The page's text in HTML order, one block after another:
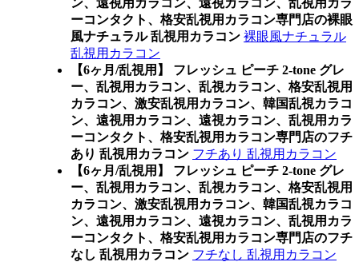
ン、遠視用カラコン、遠視カラコン、乱視用カラ
ーコンタクト、格安乱視用カラコン専門店の裸眼
風ナチュラル 乱視用カラコン 裸眼風ナチュラル
乱視用カラコン
【6ヶ月/乱視用】 フレッシュ ピーチ 2-tone グレ
ー、乱視用カラコン、乱視カラコン、格安乱視用
カラコン、激安乱視用カラコン、韓国乱視カラコ
ン、遠視用カラコン、遠視カラコン、乱視用カラ
ーコンタクト、格安乱視用カラコン専門店のフチ
あり 乱視用カラコン フチあり 乱視用カラコン
【6ヶ月/乱視用】 フレッシュ ピーチ 2-tone グレ
ー、乱視用カラコン、乱視カラコン、格安乱視用
カラコン、激安乱視用カラコン、韓国乱視カラコ
ン、遠視用カラコン、遠視カラコン、乱視用カラ
ーコンタクト、格安乱視用カラコン専門店のフチ
なし 乱視用カラコン フチなし 乱視用カラコン